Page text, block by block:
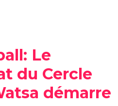
Le
du Cercle
démarre